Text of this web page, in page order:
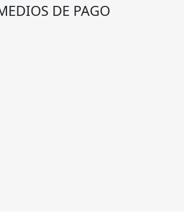
DE PAGO